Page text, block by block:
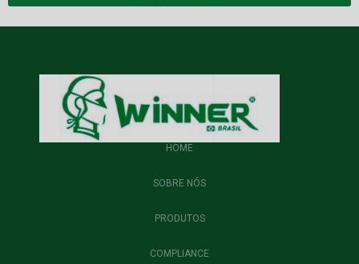
HOME
SOBRE NÓS
PRODUTOS
COMPLIANCE